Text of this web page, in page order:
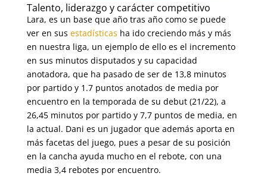
Talento, liderazgo y carácter competitivo
Lara, es un base que año tras año como se puede
ver en sus estadísticas ha ido creciendo más y más
en nuestra liga, un ejemplo de ello es el incremento
en sus minutos disputados y su capacidad
anotadora, que ha pasado de ser de 13,8 minutos
por partido y 1.7 puntos anotados de media por
encuentro en la temporada de su debut (21/22), a
26,45 minutos por partido y 7,7 puntos de media, en
la actual. Dani es un jugador que además aporta en
más facetas del juego, pues a pesar de su posición
en la cancha ayuda mucho en el rebote, con una
media 3,4 rebotes por encuentro.